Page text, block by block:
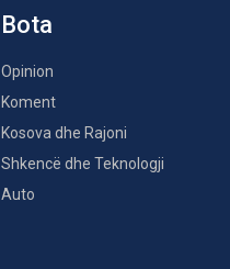
Bota
Opinion
Koment
Kosova dhe Rajoni
Shkencë dhe Teknologji
Auto